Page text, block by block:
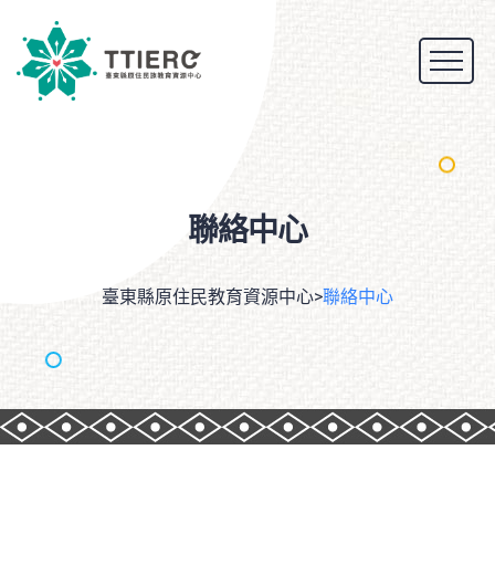
聯絡中心
臺東縣原住民教育資源中心>聯絡中心